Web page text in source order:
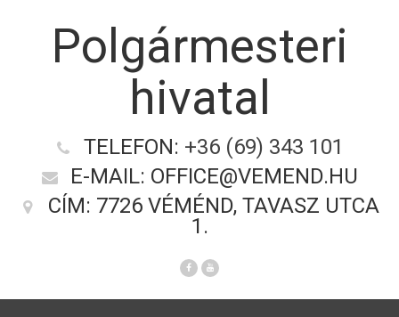
Polgármesteri
hivatal
TELEFON: +36 (69) 343 101
E-MAIL: OFFICE@VEMEND.HU
CÍM: 7726 VÉMÉND, TAVASZ UTCA
1.